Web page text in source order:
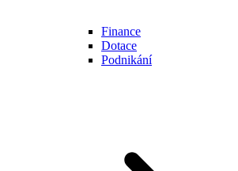
Finance
Dotace
Podnikání